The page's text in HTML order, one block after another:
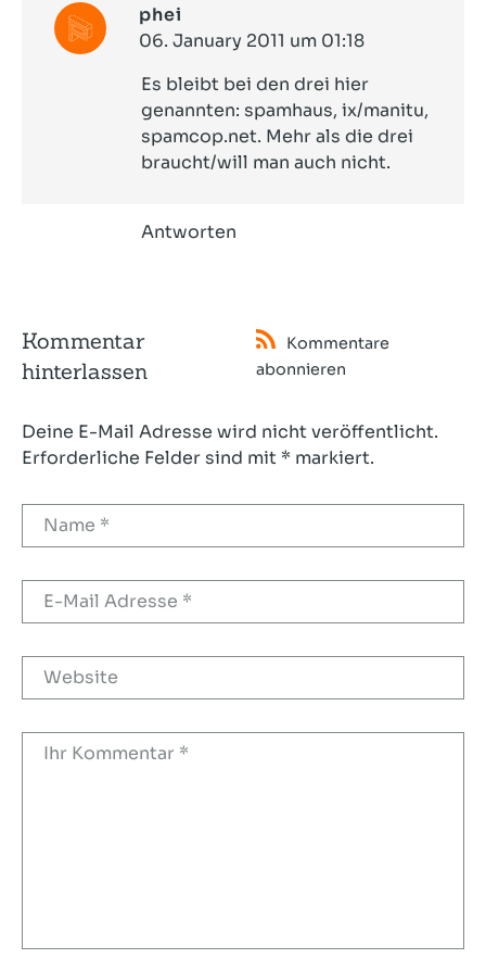
phei
06. January 2011 um 01:18
Es bleibt bei den drei hier
genannten: spamhaus, ix/manitu,
spamcop.net. Mehr als die drei
braucht/will man auch nicht.
Antworten
Kommentar
hinterlassen
Kommentare
abonnieren
Deine E-Mail Adresse wird nicht veröffentlicht.
Erforderliche Felder sind mit * markiert.